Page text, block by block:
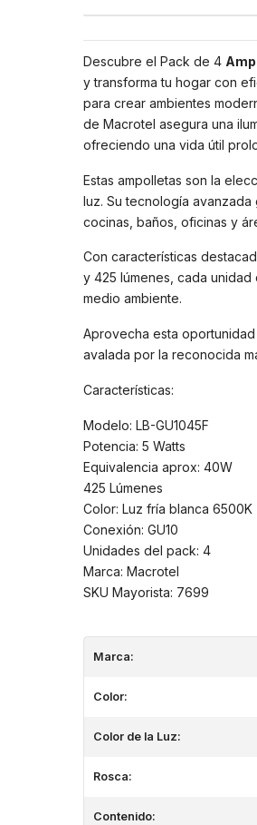
Descubre el Pack de 4
y transforma tu hogar con
para crear ambientes
de Macrotel asegura una
ofreciendo una vida útil
Estas ampolletas son la
luz. Su tecnología
cocinas, baños, oficinas y
Con características
y 425 lúmenes, cada
medio ambiente.
Aprovecha esta oportunidad
avalada por la reconocida
Características:
Modelo: LB-GU1045F
Potencia: 5 Watts
Equivalencia aprox: 40W
425 Lúmenes
Color: Luz fría blanca 6500K
Conexión: GU10
Unidades del pack: 4
Marca: Macrotel
SKU Mayorista: 7699
Marca:
Color:
Color de la Luz:
Rosca:
Contenido: